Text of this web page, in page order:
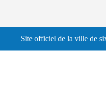
Site officiel de la ville de